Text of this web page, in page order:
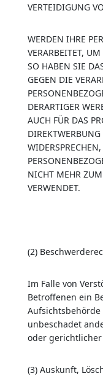
VERTEIDIGUNG
WERDEN IHRE
VERARBEITET,
SO HABEN SIE
GEGEN DIE
DERARTIGER
AUCH FÜR DAS
NICHT MEHR
VERWENDET.
(2)
Im Falle von
Betroffenen ein
Aufsichtsbehörde
unbeschadet
oder gerichtlicher
(3) Auskunft,